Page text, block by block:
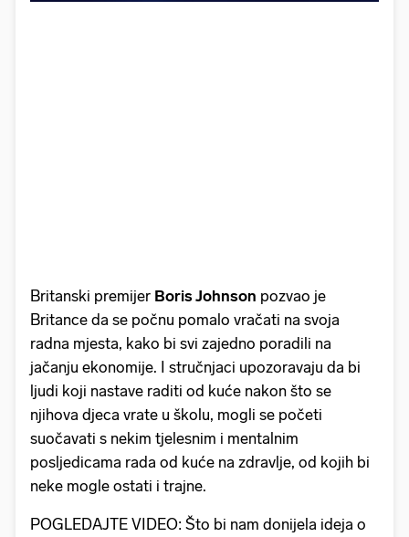
Britanski premijer Boris Johnson pozvao je
Britance da se počnu pomalo vračati na svoja
radna mjesta, kako bi svi zajedno poradili na
jačanju ekonomije. I stručnjaci upozoravaju da bi
ljudi koji nastave raditi od kuće nakon što se
njihova djeca vrate u školu, mogli se početi
suočavati s nekim tjelesnim i mentalnim
posljedicama rada od kuće na zdravlje, od kojih bi
neke mogle ostati i trajne.
POGLEDAJTE VIDEO: Što bi nam donijela ideja o